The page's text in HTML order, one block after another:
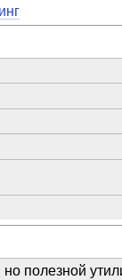
полезной